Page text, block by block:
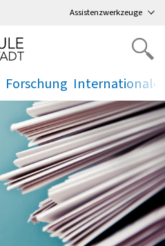
Assistenzwerkzeuge
Forschung
. .